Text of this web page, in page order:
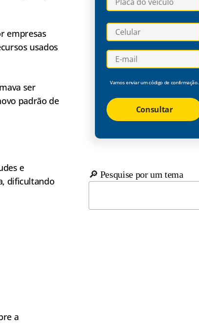
empresas
usados
ser
padrão de
e
dificultando
a
Vamos enviar um código de confirmação.
Consultar
🔎 Pesquise por um tema